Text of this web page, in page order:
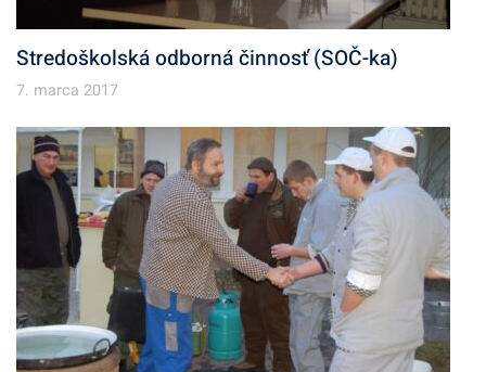
Stredoškolská odborná činnosť (SOČ-ka)
7. marca 2017